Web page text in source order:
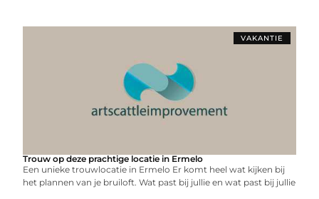
VAKANTIE
Trouw op deze prachtige locatie in Ermelo
Een unieke trouwlocatie in Ermelo Er komt heel wat kijken bij
het plannen van je bruiloft. Wat past bij jullie en wat past bij jullie